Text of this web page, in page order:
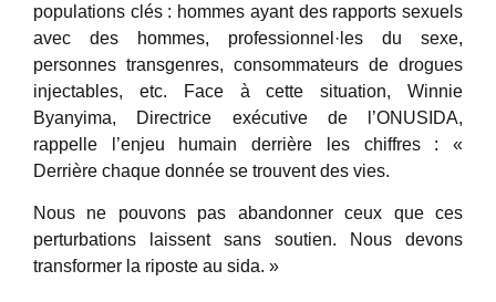
populations clés : hommes ayant des rapports sexuels
avec des hommes, professionnel·les du sexe,
personnes transgenres, consommateurs de drogues
injectables, etc. Face à cette situation, Winnie
Byanyima, Directrice exécutive de l’ONUSIDA,
rappelle l’enjeu humain derrière les chiffres : «
Derrière chaque donnée se trouvent des vies.
Nous ne pouvons pas abandonner ceux que ces
perturbations laissent sans soutien. Nous devons
transformer la riposte au sida. »